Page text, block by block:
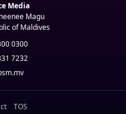
Media
Magu
of Maldives
0300
7232
TOS